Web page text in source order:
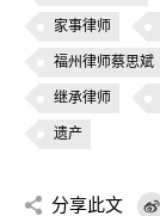
家事律师
福州律师蔡思斌
继承律师
遗产
分享此文